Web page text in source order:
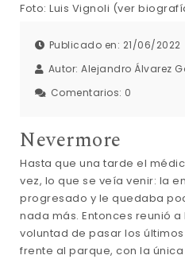
Foto: Luis Vignoli (ver
Publicado en: 21/06/2022
Autor: Alejandro Álvarez
Comentarios: 0
Nevermore
Hasta que una tarde el
vez, lo que se veía venir: la
progresado y le quedaba
nada más. Entonces reunió
voluntad de pasar los
frente al parque, con la